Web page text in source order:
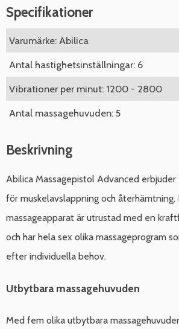
Specifikationer
Varumärke: Abilica
Antal hastighetsinställningar: 6
Vibrationer per minut: 1200 - 2800
Antal massagehuvuden: 5
Beskrivning
Abilica Massagepistol Advanced
för muskelavslappning och
massageapparat är utrustad med en
och har hela sex olika massageprogram
efter individuella behov.
Utbytbara massagehuvuden
Med fem olika utbytbara